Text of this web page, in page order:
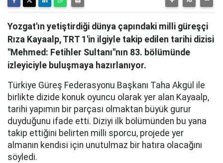
Yozgat'ın yetiştirdiği dünya çapındaki milli güreşçi
Rıza Kayaalp, TRT 1'in ilgiyle takip edilen tarihi dizisi
"Mehmed: Fetihler Sultanı"nın 83. bölümünde
izleyiciyle buluşmaya hazırlanıyor.
Türkiye Güreş Federasyonu Başkanı Taha Akgül ile
birlikte dizide konuk oyuncu olarak yer alan Kayaalp,
tarihi yapımın bir parçası olmaktan büyük gurur
duyduğunu ifade etti. Diziyi ilk bölümünden bu yana
takip ettiğini belirten milli sporcu, projede yer
almanın kendisi için unutulmaz bir hatıra olacağını
söyledi.